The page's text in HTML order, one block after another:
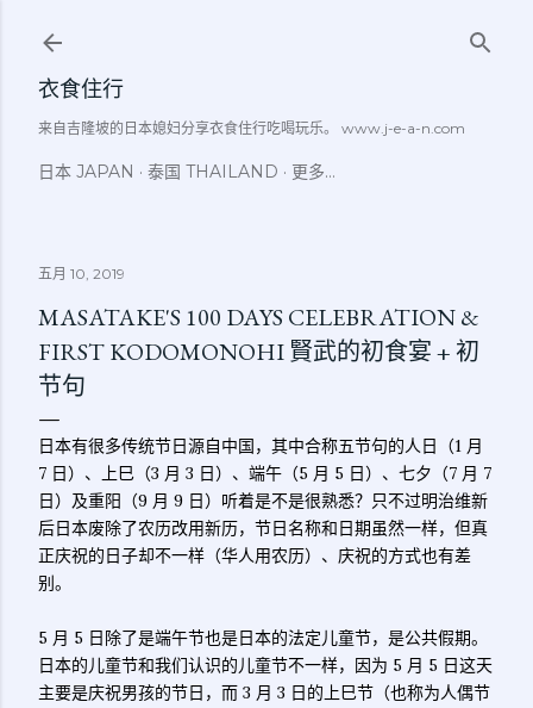
衣食住行
来自吉隆坡的日本媳妇分享衣食住行吃喝玩乐。 www.j-e-a-n.com
日本 JAPAN 泰国 THAILAND 更多…
五月 10, 2019
MASATAKE'S 100 DAYS CELEBRATION &
FIRST KODOMONOHI 賢武的初食宴 + 初
节句
日本有很多传统节日源自中国，其中合称五节句的人日（1 月
7 日）、上巳（3 月 3 日）、端午（5 月 5 日）、七夕（7 月 7
日）及重阳（9 月 9 日）听着是不是很熟悉？只不过明治维新
后日本废除了农历改用新历，节日名称和日期虽然一样，但真
正庆祝的日子却不一样（华人用农历）、庆祝的方式也有差
别。
5 月 5 日除了是端午节也是日本的法定儿童节，是公共假期。
日本的儿童节和我们认识的儿童节不一样，因为 5 月 5 日这天
主要是庆祝男孩的节日，而 3 月 3 日的上巳节（也称为人偶节